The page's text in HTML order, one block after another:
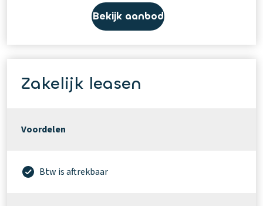
Bekijk aanbod
Zakelijk leasen
Voordelen
Btw is aftrekbaar